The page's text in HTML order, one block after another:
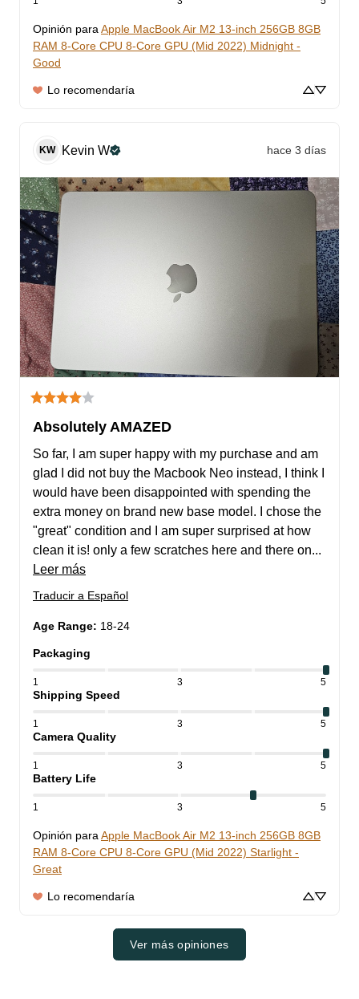
Opinión para Apple MacBook Air M2 13-inch 256GB 8GB
RAM 8-Core CPU 8-Core GPU (Mid 2022) Midnight -
Good
Lo recomendaría
KW Kevin W hace 3 días
Absolutely AMAZED
So far, I am super happy with my purchase and am
glad I did not buy the Macbook Neo instead, I think I
would have been disappointed with spending the
extra money on brand new base model. I chose the
"great" condition and I am super surprised at how
Leer más
Traducir a Español
Age Range: 18-24
Packaging
1 3 5
Shipping Speed
1 3 5
Camera Quality
1 3 5
Battery Life
1 3 5
Opinión para Apple MacBook Air M2 13-inch 256GB 8GB
RAM 8-Core CPU 8-Core GPU (Mid 2022) Starlight -
Great
Lo recomendaría
Ver más opiniones